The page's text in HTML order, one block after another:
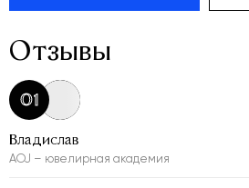
Отзывы
01
Владислав
AOJ – ювелирная академия